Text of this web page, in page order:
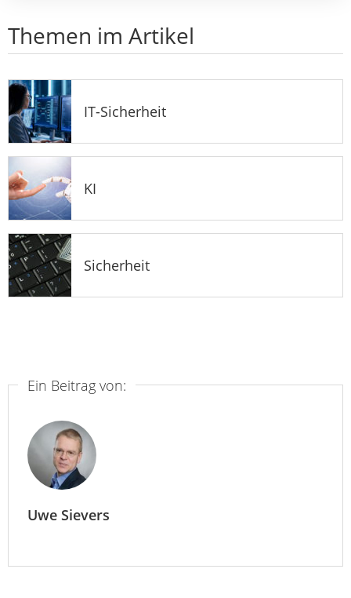
Themen im Artikel
IT-Sicherheit
KI
Sicherheit
Ein Beitrag von:
Uwe Sievers